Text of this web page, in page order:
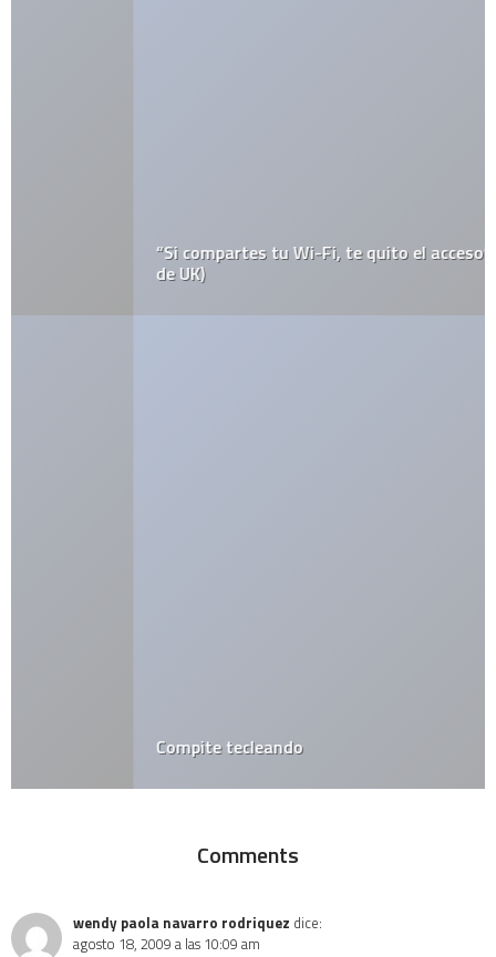
“Si compartes tu Wi-Fi, te quito el acceso”- Karoo (ISP
Compite tecleando
Comments
wendy paola navarro rodriquez dice:
agosto 18, 2009 a las 10:09 am